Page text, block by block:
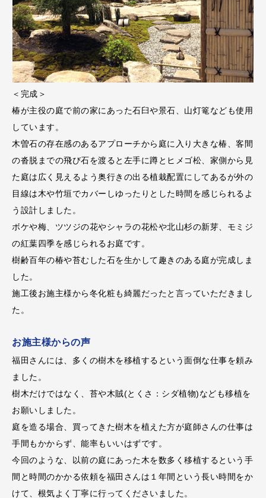
＜完成＞
椿が主役の庭で前の家にあった石臼や景石、山灯篭なども使用
しています。
木曽石の存在感のあるアプローチから庭に入り大きな椿、客間
の沓脱までの飛び石を渡ると左手に蹲とヒメゴ松、家側から見
た庭は広く見えるよう奥行きの出る植栽配置にしてあるが外の
目線は木や竹垣でカバーしゆったりとした時間を感じられるよ
う設計しました。
ボケや梅、ツツジの花やシャラの花松や北山杉の新芽、モミジ
の紅葉四季を感じられるお庭です。
樹齢百年の椿や苔むした石を生かして趣きのある庭が完成しま
した。
施工後お施主様から冬化粧も綺麗だったと言っていただきまし
た。
お施主様からの声
福田さんには、多くの樹木を移植するという面倒な仕事を頼み
ました。
樹木だけではなく、苔や木賊(とくさ：シダ植物)なども移植を
お願いしました。
庭を造る場合、買ってきた樹木を植えた方が庭師さんの仕事は
手間もかからず、能率もいいはずです。
今回のような、以前の庭にあった木を数多く移植するという手
間と時間のかかる依頼を福田さんは１年間という長い時間をか
けて、根気よく丁寧に行ってくださいました。